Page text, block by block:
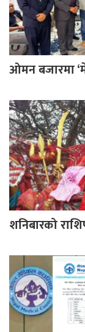
ओमन बजारमा
शनिबारको